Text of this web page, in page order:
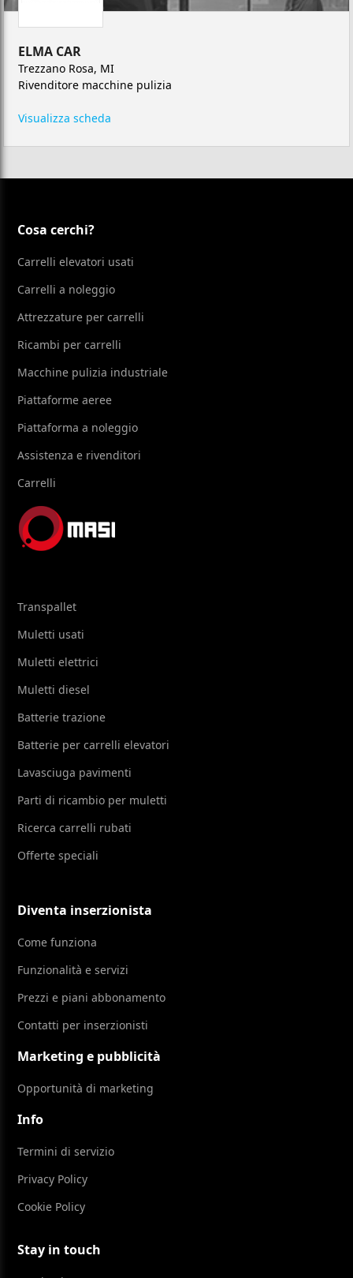
ELMA CAR
Trezzano Rosa, MI
Rivenditore macchine pulizia
Visualizza scheda
Cosa cerchi?
Carrelli elevatori usati
Carrelli a noleggio
Attrezzature per carrelli
Ricambi per carrelli
Macchine pulizia industriale
Piattaforme aeree
Piattaforma a noleggio
Assistenza e rivenditori
Carrelli
Transpallet
Muletti usati
Muletti elettrici
Muletti diesel
Batterie trazione
Batterie per carrelli elevatori
Lavasciuga pavimenti
Parti di ricambio per muletti
Ricerca carrelli rubati
Offerte speciali
Diventa inserzionista
Come funziona
Funzionalità e servizi
Prezzi e piani abbonamento
Contatti per inserzionisti
Marketing e pubblicità
Opportunità di marketing
Info
Termini di servizio
Privacy Policy
Cookie Policy
Stay in touch